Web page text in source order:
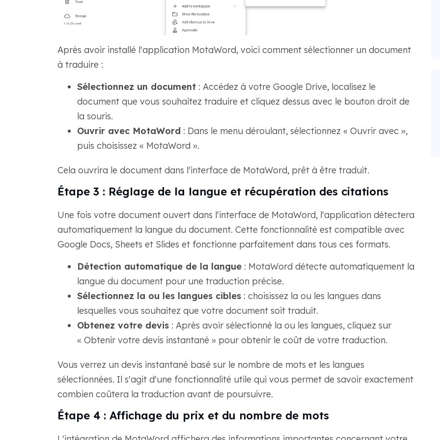
Après avoir installé l'application MotaWord, voici comment sélectionner un document
à traduire :
Sélectionnez un document: Accédez à votre Google Drive, localisez le
document que vous souhaitez traduire et cliquez dessus avec le bouton droit de
la souris.
Ouvrir avec MotaWord : Dans le menu déroulant, sélectionnez « Ouvrir avec »,
puis choisissez « MotaWord ».
Cela ouvrira le document dans l'interface de MotaWord, prêt à être traduit.
Étape 3 : Réglage de la langue et récupération des citations
Une fois votre document ouvert dans l'interface de MotaWord, l'application détectera
automatiquement la langue du document. Cette fonctionnalité est compatible avec
Google Docs, Sheets et Slides et fonctionne parfaitement dans tous ces formats.
Détection automatique de la langue: MotaWord détecte automatiquement la
langue du document pour une traduction précise.
Sélectionnez la ou les langues cibles: choisissez la ou les langues dans
lesquelles vous souhaitez que votre document soit traduit.
Obtenez votre devis: Après avoir sélectionné la ou les langues, cliquez sur
« Obtenir votre devis instantané » pour obtenir le coût de votre traduction.
Vous verrez un devis instantané basé sur le nombre de mots et les langues
sélectionnées. Il s'agit d'une fonctionnalité utile qui vous permet de savoir exactement
combien coûtera la traduction avant de poursuivre.
Étape 4 : Affichage du prix et du nombre de mots